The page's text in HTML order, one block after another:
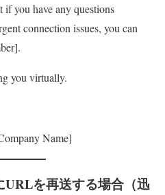
if you have any questions
connection issues, you can
you virtually.
Name]
URLを再送する場合（迅